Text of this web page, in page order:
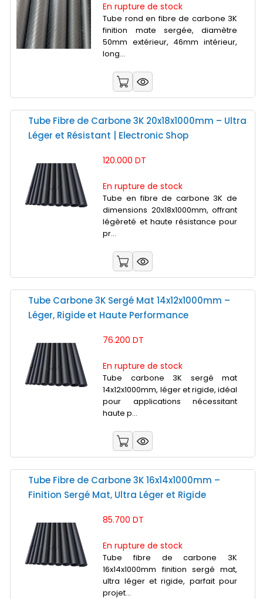
En rupture de stock
Tube rond en fibre de carbone 3K
finition mate sergée, diamètre
50mm extérieur, 46mm intérieur,
long...
Tube Fibre de Carbone 3K 20x18x1000mm – Ultra
Léger et Résistant | Electronic Shop
120.000 DT
En rupture de stock
Tube en fibre de carbone 3K de
dimensions 20x18x1000mm, offrant
légèreté et haute résistance pour
pr...
Tube Carbone 3K Sergé Mat 14x12x1000mm –
Léger, Rigide et Haute Performance
76.200 DT
En rupture de stock
Tube carbone 3K sergé mat
14x12x1000mm, léger et rigide, idéal
pour applications nécessitant
haute p...
Tube Fibre de Carbone 3K 16x14x1000mm –
Finition Sergé Mat, Ultra Léger et Rigide
85.700 DT
En rupture de stock
Tube fibre de carbone 3K
16x14x1000mm finition sergé mat,
ultra léger et rigide, parfait pour
projet...